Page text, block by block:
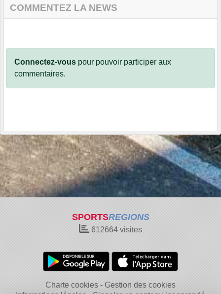
COMMENTEZ LA NEWS
Connectez-vous pour pouvoir participer aux
commentaires.
SPORTSREGIONS
612664 visites
Charte cookies
Gestion des cookies